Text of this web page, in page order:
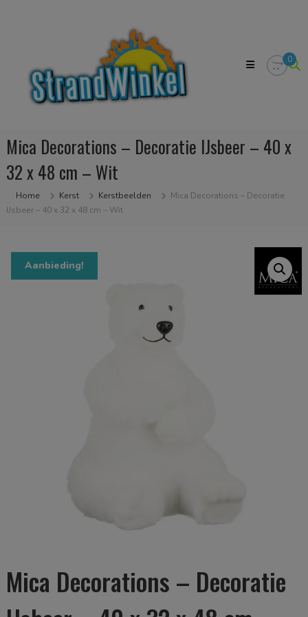
zodat
strandgevoel
in
huis
kan
halen
0
Mica Decorations – Decoratie IJsbeer – 40 x
32 x 48 cm – Wit
Home Kerst Kerstbeelden
Mica Decorations – Decoratie
IJsbeer – 40 x 32 x 48 cm – Wit
Aanbieding!
Mica Decorations – Decoratie